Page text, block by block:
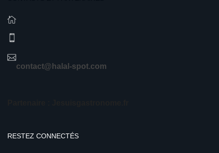
contact@halal-spot.com
RESTEZ CONNECTÉS